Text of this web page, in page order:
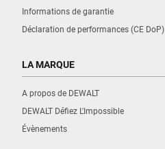
Informations de garantie
Déclaration de performances (CE DoP)
LA MARQUE
A propos de DEWALT
DEWALT Défiez L'Impossible
Évènements